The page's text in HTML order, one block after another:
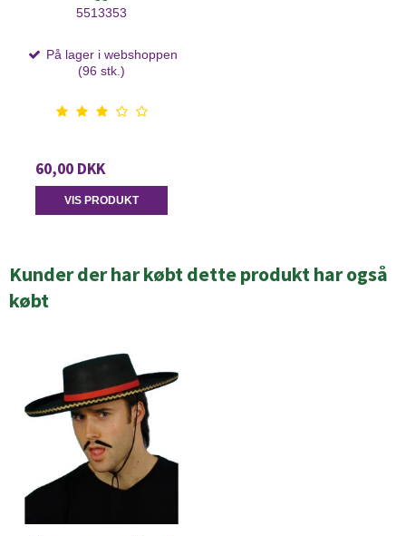
5513353
På lager i webshoppen
(96 stk.)
60,00 DKK
VIS PRODUKT
Kunder der har købt dette produkt har også
købt